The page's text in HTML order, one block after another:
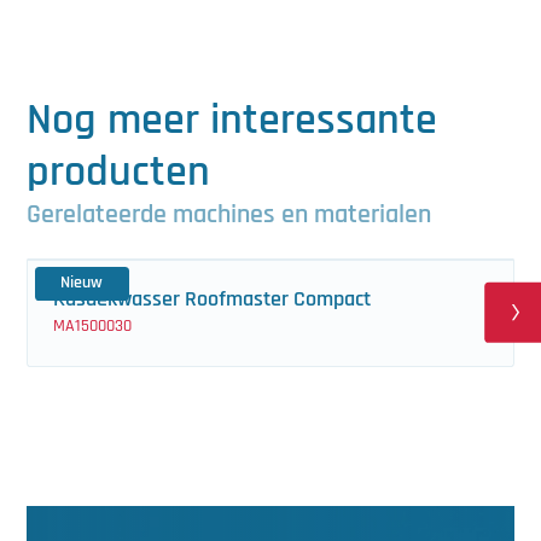
Nog meer interessante
producten
Gerelateerde machines en materialen
Nieuw
Kasdekwasser Roofmaster Compact
MA1500030